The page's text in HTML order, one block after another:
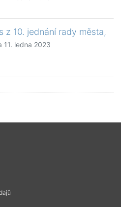
z 10. jednání rady města,
11. ledna 2023